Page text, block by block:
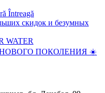
Întreagă
скидок и безумных
WATER
ПОКОЛЕНИЯ ☀️